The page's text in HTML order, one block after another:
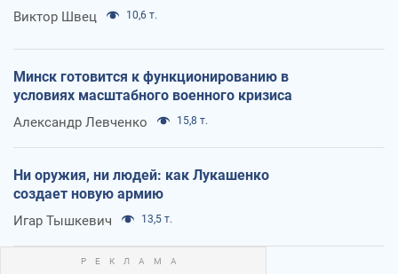
Виктор Швец 10,6 т.
Минск готовится к функционированию в
условиях масштабного военного кризиса
Александр Левченко 15,8 т.
Ни оружия, ни людей: как Лукашенко
создает новую армию
Игар Тышкевич 13,5 т.